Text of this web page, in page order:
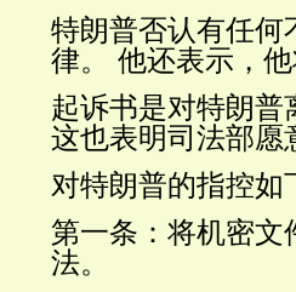
特朗普否认有任何
律。 他还表示，
起诉书是对特朗普
这也表明司法部愿
对特朗普的指控如
第一条：将机密文
法。